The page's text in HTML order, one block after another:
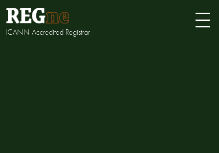
ICANN Accredited Registrar